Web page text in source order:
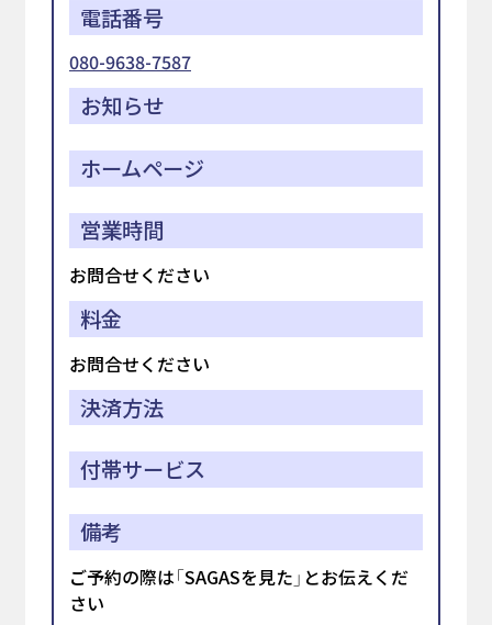
電話番号
080-9638-7587
お知らせ
ホームページ
営業時間
お問合せください
料金
お問合せください
決済方法
付帯サービス
備考
ご予約の際は「SAGASを見た」とお伝えくだ
さい